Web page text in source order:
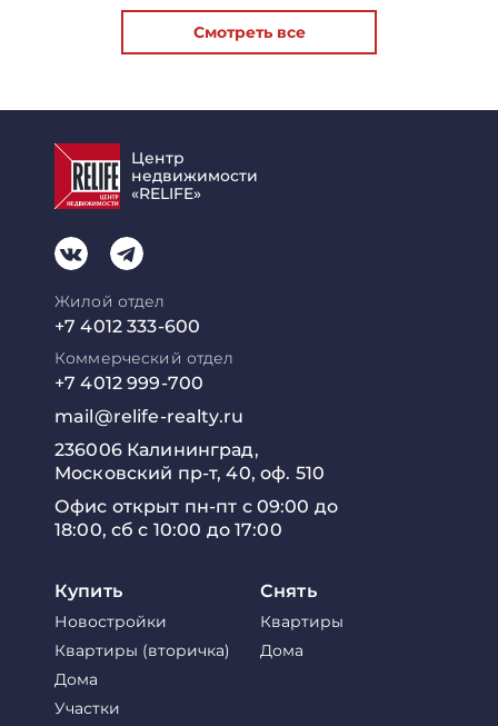
Смотреть все
Центр
недвижимости
«RELIFE»
Жилой отдел
+7 4012 333-600
Коммерческий отдел
+7 4012 999-700
mail@relife-realty.ru
236006 Калининград,
Московский пр-т, 40, оф. 510
Офис открыт пн-пт с 09:00 до
18:00, сб с 10:00 до 17:00
Купить
Новостройки
Квартиры (вторичка)
Дома
Участки
Снять
Квартиры
Дома